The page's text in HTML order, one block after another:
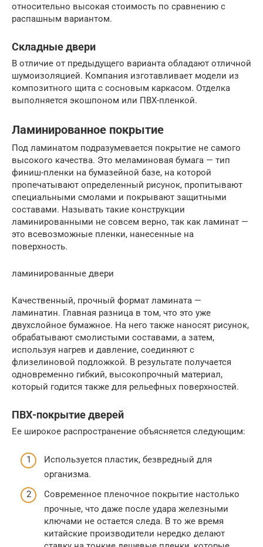
относительно высокая стоимость по сравнению с
распашным вариантом.
Складные двери
В отличие от предыдущего варианта обладают отличной
шумоизоляцией. Компания изготавливает модели из
композитного щита с сосновым каркасом. Отделка
выполняется экошпоном или ПВХ-пленкой.
Ламинированное покрытие
Под ламинатом подразумевается покрытие не самого
высокого качества. Это меламиновая бумага — тип
финиш-пленки на бумазейной базе, на которой
пропечатывают определенный рисунок, пропитывают
специальными смолами и покрывают защитными
составами. Называть такие конструкции
ламинированными не совсем верно, так как ламинат —
это всевозможные пленки, нанесенные на
поверхность.
ламинированные двери
Качественный, прочный формат ламината —
ламинатин. Главная разница в том, что это уже
двухслойное бумажное. На него также наносят рисунок,
обрабатывают смолистыми составами, а затем,
используя нагрев и давление, соединяют с
флизелиновой подложкой. В результате получается
одновременно гибкий, высокопрочный материал,
который годится также для рельефных поверхностей.
ПВХ-покрытие дверей
Ее широкое распространение объясняется следующим:
Используется пластик, безвредный для
организма.
Современное пленочное покрытие настолько
прочные, что даже после удара железными
ключами не остается следа. В то же время
китайские производители нередко делают